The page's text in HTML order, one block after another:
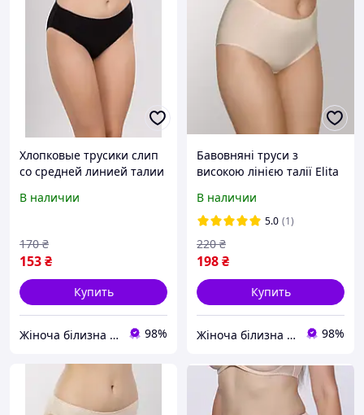
Хлопковые трусики слип
со средней линией талии
В наличии
153₴
170 ₴
Купить
Жіноча білизна "Lingerie-opt" 98%
Бавовняні труси з
високою лінією талії Elita
В наличии
5.0 (1)
198₴
220 ₴
Купить
Жіноча білизна "Lingerie-opt" 98%